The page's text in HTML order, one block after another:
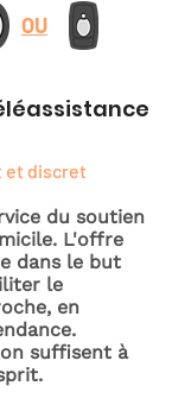
OU
et discret
du soutien
L'offre
dans le but
le
en
suffisent à